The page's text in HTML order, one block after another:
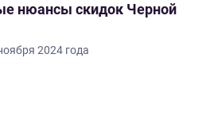
нюансы скидок Черной
2024 года